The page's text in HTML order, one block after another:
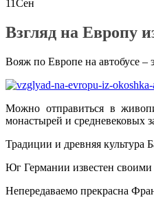
11Сен
Взгляд на Европу
Вояж по Европе на автобусе
Можно отправиться в
монастырей и средневековых
Традиции и древняя культура
Юг Германии известен
Непередаваемо прекрасна